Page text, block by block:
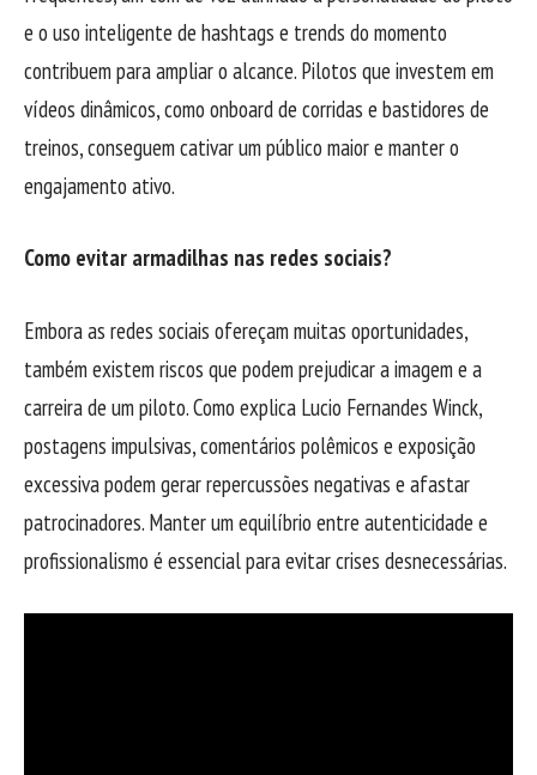
e o uso inteligente de hashtags e trends do momento
contribuem para ampliar o alcance. Pilotos que investem em
vídeos dinâmicos, como onboard de corridas e bastidores de
treinos, conseguem cativar um público maior e manter o
engajamento ativo.
Como evitar armadilhas nas redes sociais?
Embora as redes sociais ofereçam muitas oportunidades,
também existem riscos que podem prejudicar a imagem e a
carreira de um piloto. Como explica Lucio Fernandes Winck,
postagens impulsivas, comentários polêmicos e exposição
excessiva podem gerar repercussões negativas e afastar
patrocinadores. Manter um equilíbrio entre autenticidade e
profissionalismo é essencial para evitar crises desnecessárias.